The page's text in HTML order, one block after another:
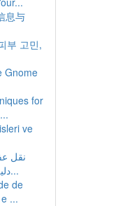
息与
부 고민,
Gnome
for
ve
نقل
دليل شامل للخدمات والأ...
de
...